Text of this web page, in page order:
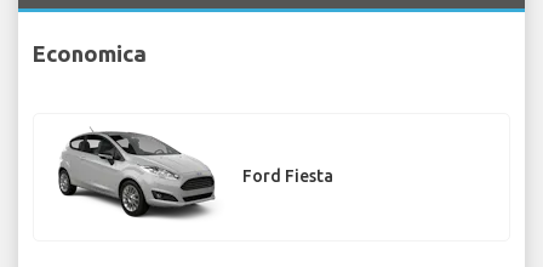
Economica
Ford Fiesta